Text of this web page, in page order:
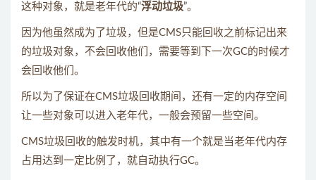
这种对象，就是老年代的“浮动垃圾”。
因为他虽然成为了垃圾，但是CMS只能回收之前标记出来
的垃圾对象，不会回收他们，需要等到下一次GC的时候才
会回收他们。
所以为了保证在CMS垃圾回收期间，还有一定的内存空间
让一些对象可以进入老年代，一般会预留一些空间。
CMS垃圾回收的触发时机，其中有一个就是当老年代内存
占用达到一定比例了，就自动执行GC。